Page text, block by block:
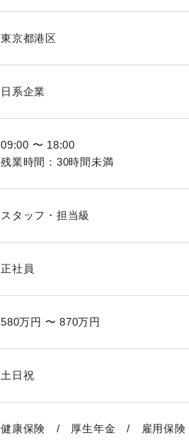
東京都港区
日系企業
09:00 〜 18:00
残業時間：30時間未満
スタッフ・担当級
正社員
580万円 〜 870万円
土日祝
健康保険 / 厚生年金 / 雇用保